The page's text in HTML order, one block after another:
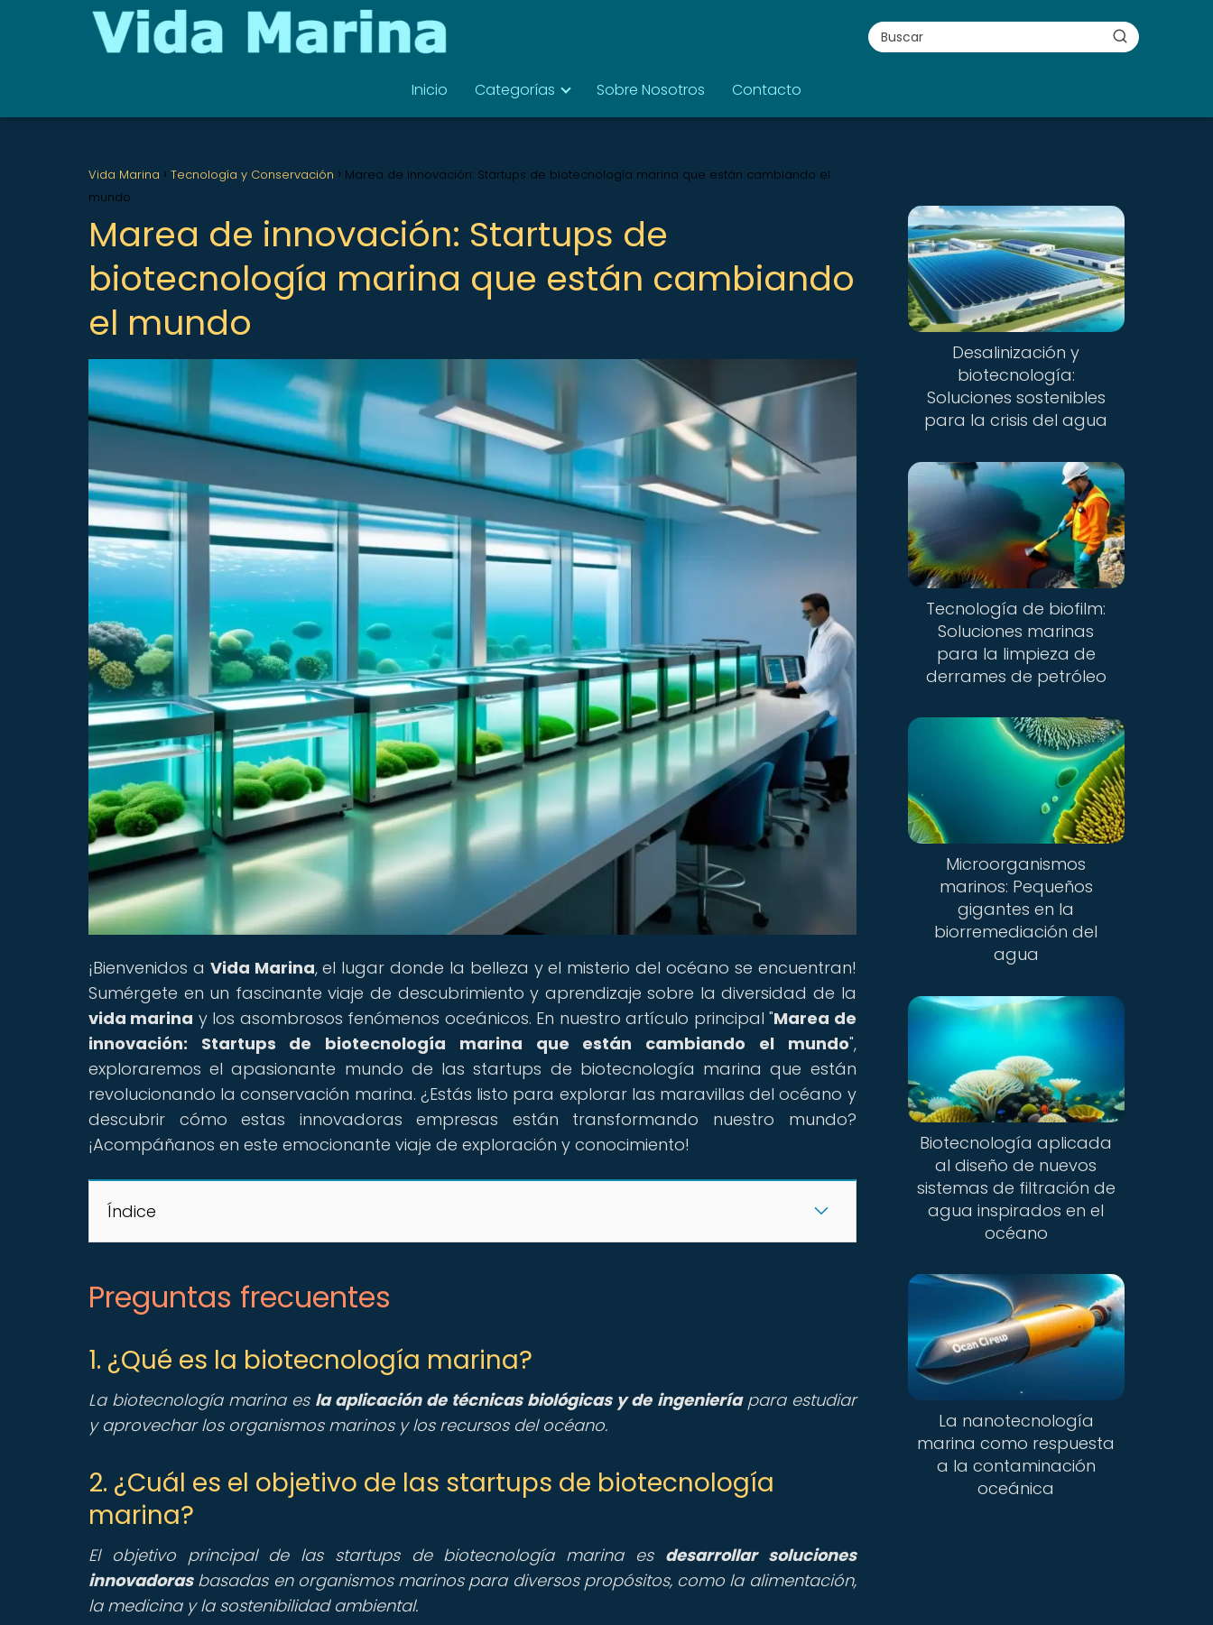
Inicio Categorías Sobre Nosotros Contacto
Vida Marina Tecnología y Conservación
Marea de innovación: Startups de biotecnología marina que están cambiando el
mundo
Marea de innovación: Startups de
biotecnología marina que están cambiando
el mundo
¡Bienvenidos a Vida Marina, el lugar donde la belleza y el misterio del océano se encuentran!
Sumérgete en un fascinante viaje de descubrimiento y aprendizaje sobre la diversidad de la
vida marina y los asombrosos fenómenos oceánicos. En nuestro artículo principal "Marea de
innovación: Startups de biotecnología marina que están cambiando el mundo",
exploraremos el apasionante mundo de las startups de biotecnología marina que están
revolucionando la conservación marina. ¿Estás listo para explorar las maravillas del océano y
descubrir cómo estas innovadoras empresas están transformando nuestro mundo?
¡Acompáñanos en este emocionante viaje de exploración y conocimiento!
Índice
Preguntas frecuentes
1. ¿Qué es la biotecnología marina?
La biotecnología marina es la aplicación de técnicas biológicas y de ingenieríapara estudiar
y aprovechar los organismos marinos y los recursos del océano.
2. ¿Cuál es el objetivo de las startups de biotecnología
marina?
El objetivo principal de las startups de biotecnología marina es desarrollar soluciones
innovadorasbasadas en organismos marinos para diversos propósitos, como la alimentación,
la medicina y la sostenibilidad ambiental.
Desalinización y
biotecnología:
Soluciones sostenibles
para la crisis del agua
Tecnología de biofilm:
Soluciones marinas
para la limpieza de
derrames de petróleo
Microorganismos
marinos: Pequeños
gigantes en la
biorremediación del
agua
Biotecnología aplicada
al diseño de nuevos
sistemas de filtración de
agua inspirados en el
océano
La nanotecnología
marina como respuesta
a la contaminación
oceánica